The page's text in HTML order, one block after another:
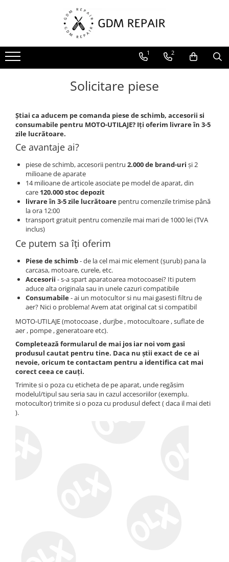
Toate Produsele
Motocoase
Accesorii masina tuns gazon
Masini de tuns iarba
Trimmere & motocoase electrice
Motofierastraie
Accesorii motoferastrau
Fierastraie electrice cu lant
Motofierastraie pe benzina
Pompe
Accesorii pompe
Aparat de spalat
Atomizoare
Motopompe
Pompe apa menajera
Pompe de stropit
Pompe de suprafata
Pompe submersibile
Sudura
Accesorii pentru sudura
Agro & Zootehnie
Aeroterme
1 2
Solicitare piese
Știai ca aducem pe comanda piese de schimb, accesorii si
consumabile pentru MOTO-UTILAJE? Iți oferim livrare în 3-5
zile lucrătoare.
Ce avantaje ai?
piese de schimb, accesorii pentru 2.000 de brand-uri și 2
milioane de aparate
14 milioane de articole asociate pe model de aparat, din
care 120.000 stoc depozit
livrare în 3-5 zile lucrătoare pentru comenzile trimise până
la ora 12:00
transport gratuit pentru comenzile mai mari de 1000 lei (TVA
inclus)
Ce putem sa îți oferim
Piese de schimb- de la cel mai mic element (șurub) pana la
carcasa, motoare, curele, etc.
Accesorii - s-a spart aparatoarea motocoasei? Iti putem
aduce alta originala sau in unele cazuri compatibile
Consumabile- ai un motocultor si nu mai gasesti filtru de
aer? Nici o problema! Avem atat original cat si compatibil
MOTO-UTILAJE (motocoase , durjbe , motocultoare , suflate de
aer , pompe , generatoare etc).
Completează formularul de mai jos iar noi vom gasi
produsul cautat pentru tine. Daca nu știi exact de ce ai
nevoie, oricum te contactam pentru a identifica cat mai
corect ceea ce cauți.
Trimite si o poza cu eticheta de pe aparat, unde regăsim
modelul/tipul sau seria sau in cazul accesoriilor (exemplu.
motocultor) trimite si o poza cu produsul defect ( daca il mai deti
).